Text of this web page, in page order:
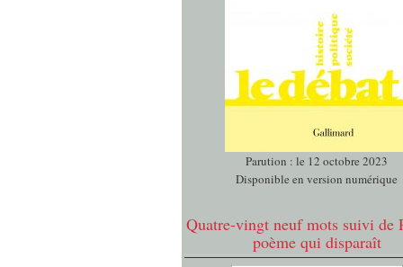
Parution : le 12 octobre 2023
Disponible en version numérique
Quatre-vingt neuf mots suivi de
poème qui disparaît